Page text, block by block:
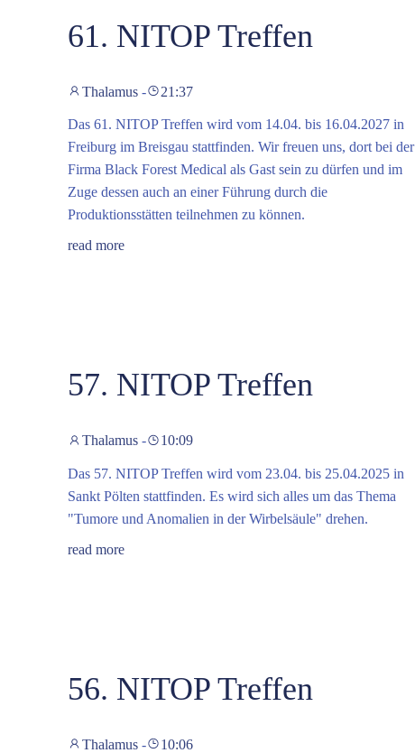
61. NITOP Treffen
Thalamus - 21:37
Das 61. NITOP Treffen wird vom 14.04. bis 16.04.2027 in
Freiburg im Breisgau stattfinden. Wir freuen uns, dort bei der
Firma Black Forest Medical als Gast sein zu dürfen und im
Zuge dessen auch an einer Führung durch die
Produktionsstätten teilnehmen zu können.
read more
57. NITOP Treffen
Thalamus - 10:09
Das 57. NITOP Treffen wird vom 23.04. bis 25.04.2025 in
Sankt Pölten stattfinden. Es wird sich alles um das Thema
"Tumore und Anomalien in der Wirbelsäule" drehen.
read more
56. NITOP Treffen
Thalamus - 10:06